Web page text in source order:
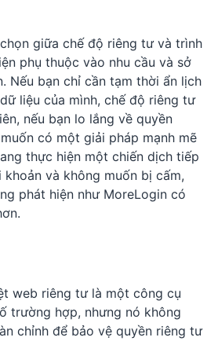
giữa chế độ riêng tư và trình
phụ thuộc vào nhu cầu và sở
Nếu bạn chỉ cần tạm thời ẩn lịch
liệu của mình, chế độ riêng tư
nếu bạn lo lắng về quyền
có một giải pháp mạnh mẽ
thực hiện một chiến dịch tiếp
và không muốn bị cấm,
phát hiện như MoreLogin có
web riêng tư là một công cụ
trường hợp, nhưng nó không
chỉnh để bảo vệ quyền riêng tư